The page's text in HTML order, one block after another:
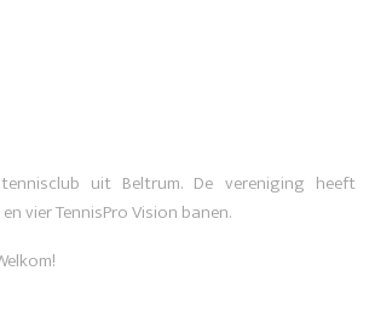
uit Beltrum. De vereniging heeft
vier TennisPro Vision banen.